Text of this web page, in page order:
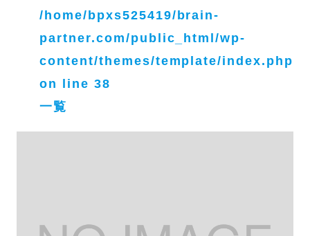
/home/bpxs525419/brain-
partner.com/public_html/wp-
content/themes/template/index.php
on line 38
一覧